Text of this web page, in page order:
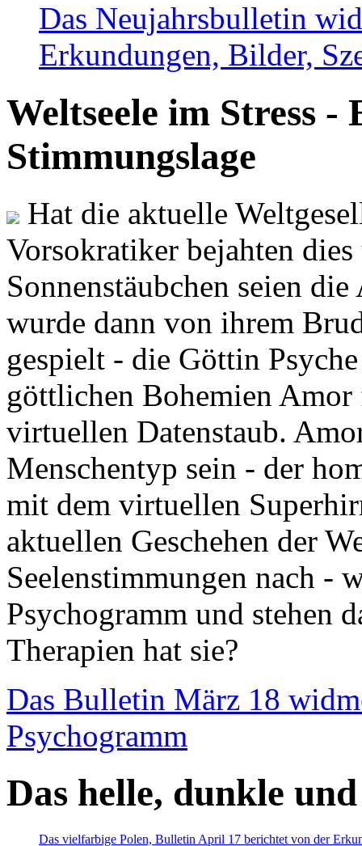
Das Neujahrsbulletin
Erkundungen, Bilder,
Weltseele im Stress -
Stimmungslage
Hat die aktuelle
Vorsokratiker bejahten
Sonnenstäubchen seien
wurde dann von ihrem
gespielt - die Göttin
göttlichen Bohemien
virtuellen Datenstaub.
Menschentyp sein - der
mit dem virtuellen
aktuellen Geschehen der
Seelenstimmungen nach -
Psychogramm und stehen
Therapien hat sie?
Das Bulletin März 18
Psychogramm
Das helle, dunkle
Das vielfarbige Polen, Bulletin April 17 berichtet von der